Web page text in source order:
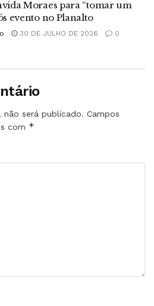
Moraes para “tomar um
evento no Planalto
30 DE JULHO DE 2026 0
não será publicado. Campos
com *